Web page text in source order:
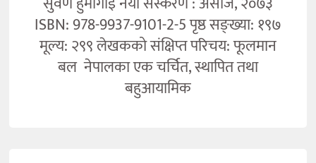
ISBN: 978-9937-9101-2-5 पृष्ठ सङ्ख्या: १९७
मूल्य: २९९ लेखकको संक्षिप्त परिचय: फूलमान
बल नेपालका एक चर्चित, स्थापित तथा
बहुआयामिक